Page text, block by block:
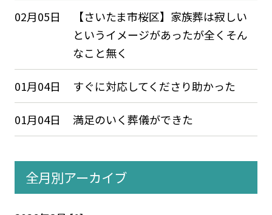
02月05日
【さいたま市桜区】家族葬は寂しい
というイメージがあったが全くそん
なこと無く
01月04日 すぐに対応してくださり助かった
01月04日 満足のいく葬儀ができた
全月別アーカイブ